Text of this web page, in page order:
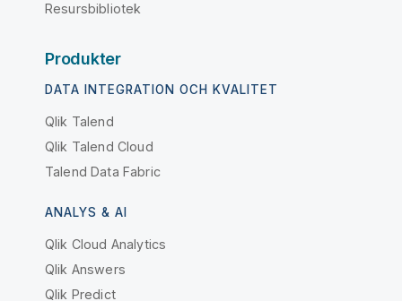
Resursbibliotek
Produkter
DATA INTEGRATION OCH KVALITET
Qlik Talend
Qlik Talend Cloud
Talend Data Fabric
ANALYS & AI
Qlik Cloud Analytics
Qlik Answers
Qlik Predict